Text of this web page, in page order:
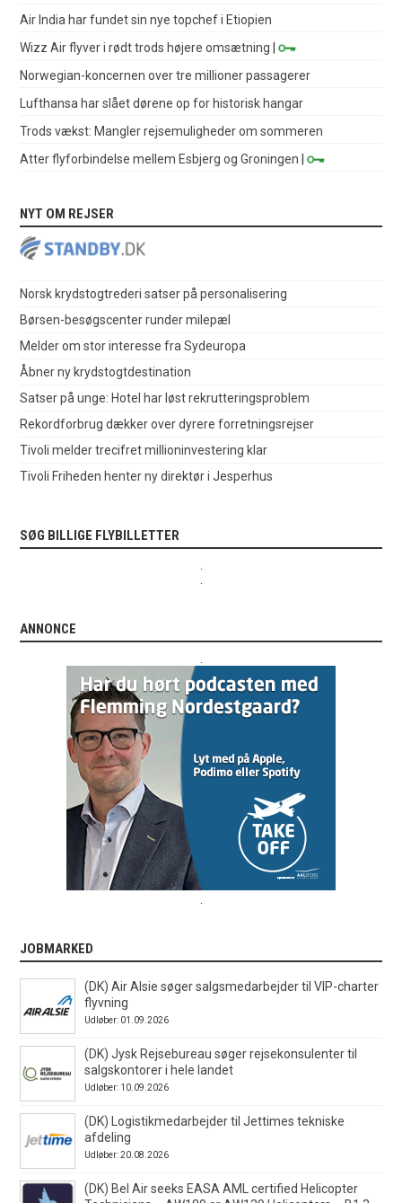
Air India har fundet sin nye topchef i Etiopien
Wizz Air flyver i rødt trods højere omsætning |
Norwegian-koncernen over tre millioner passagerer
Lufthansa har slået dørene op for historisk hangar
Trods vækst: Mangler rejsemuligheder om sommeren
Atter flyforbindelse mellem Esbjerg og Groningen |
NYT OM REJSER
Norsk krydstogtrederi satser på personalisering
Børsen-besøgscenter runder milepæl
Melder om stor interesse fra Sydeuropa
Åbner ny krydstogtdestination
Satser på unge: Hotel har løst rekrutteringsproblem
Rekordforbrug dækker over dyrere forretningsrejser
Tivoli melder trecifret millioninvestering klar
Tivoli Friheden henter ny direktør i Jesperhus
SØG BILLIGE FLYBILLETTER
ANNONCE
JOBMARKED
(DK) Air Alsie søger salgsmedarbejder til VIP-charter
flyvning
Udløber: 01.09.2026
(DK) Jysk Rejsebureau søger rejsekonsulenter til
salgskontorer i hele landet
Udløber: 10.09.2026
(DK) Logistikmedarbejder til Jettimes tekniske
afdeling
Udløber: 20.08.2026
(DK) Bel Air seeks EASA AML certified Helicopter